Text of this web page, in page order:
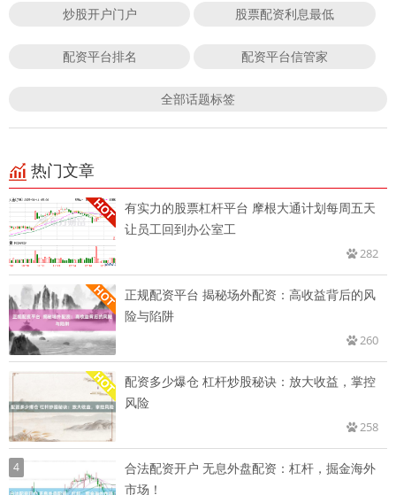
炒股开户门户 股票配资利息最低
配资平台排名 配资平台信管家
全部话题标签
热门文章
有实力的股票杠杆平台 摩根大通计划每周五天
让员工回到办公室工
282
正规配资平台 揭秘场外配资：高收益背后的风
险与陷阱
260
配资多少爆仓 杠杆炒股秘诀：放大收益，掌控
风险
258
4
合法配资开户 无息外盘配资：杠杆，掘金海外
市场！